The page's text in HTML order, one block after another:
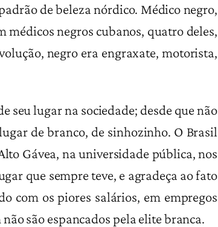
de beleza nórdico. Médico negro,
médicos negros cubanos, quatro deles,
negro era engraxate, motorista,
seu lugar na sociedade; desde que não
de branco, de sinhozinho. O Brasil
Gávea, na universidade pública, nos
que sempre teve, e agradeça ao fato
com os piores salários, em empregos
são espancados pela elite branca.